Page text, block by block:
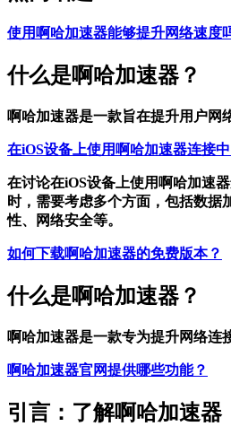
使用啊哈加速器能够提升网络速度
什么是啊哈加速器？
啊哈加速器是一款旨在提升用户网
在iOS设备上使用啊哈加速器连接
在讨论在iOS设备上使用啊哈加速
时，需要考虑多个方面，包括数据
性、网络安全等。
如何下载啊哈加速器的免费版本？
什么是啊哈加速器？
啊哈加速器是一款专为提升网络连
啊哈加速器官网提供哪些功能？
引言：了解啊哈加速器